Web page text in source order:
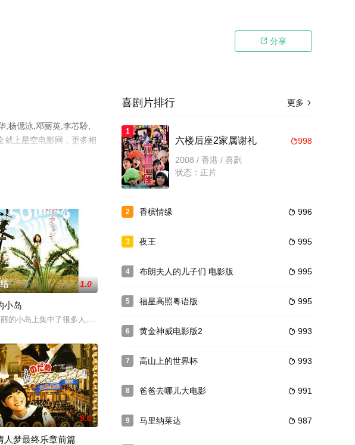
 分享
,杨偲泳,邓丽英,李芯駖,
就上星空电影网，更多相
，手，如今已经缉拿归案的他屈居在铁窗
个鬼魂和怪物自由出没的夜晚，只有遵循传统点燃南瓜灯的人才能安然度过。然而总有那么一
1.0
小岛
的小岛上集中了很多人,有本地的警察和住民,也有外地来度假的人,不相关的人们逐渐走到了一起,就在
9.0
人梦最终乐章前篇
更多 
喜剧片排行
1
998
六楼后座2家属谢礼
2008 / 香港 / 喜剧
状态：正片
2  996
香槟情缘
3  995
夜王
4  995
布朗夫人的儿子们 电影版
5  995
福星高照粤语版
6  993
黄金神威电影版2
7  993
高山上的世界杯
8  991
爸爸去哪儿大电影
9  987
马里纳莱达